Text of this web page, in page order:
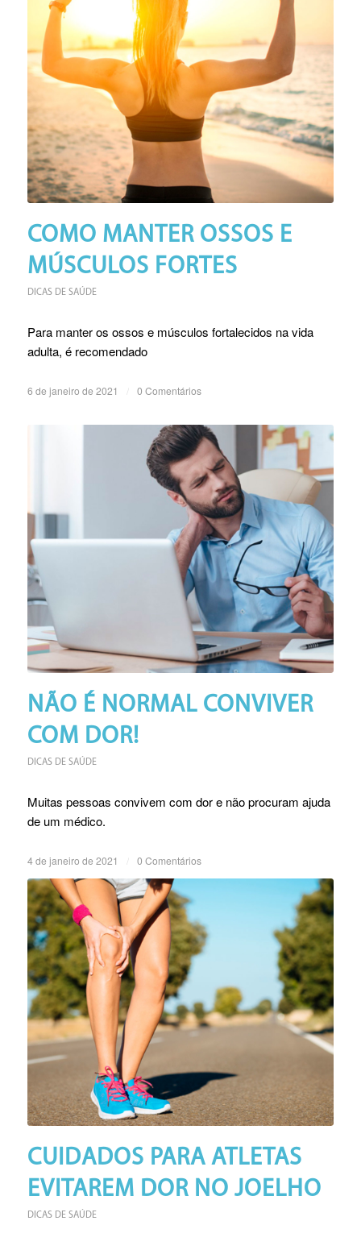
COMO MANTER OSSOS E
MÚSCULOS FORTES
DICAS DE SAÚDE
Para manter os ossos e músculos fortalecidos na vida
adulta, é recomendado
6 de janeiro de 2021 0 Comentários
NÃO É NORMAL CONVIVER
COM DOR!
DICAS DE SAÚDE
Muitas pessoas convivem com dor e não procuram ajuda
de um médico.
4 de janeiro de 2021 0 Comentários
CUIDADOS PARA ATLETAS
EVITAREM DOR NO JOELHO
DICAS DE SAÚDE